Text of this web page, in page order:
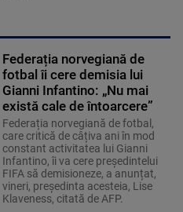
Federația norvegiană de
fotbal îi cere demisia lui
Gianni Infantino: „Nu mai
există cale de întoarcere”
Federația norvegiană de fotbal,
care critică de câțiva ani în mod
constant activitatea lui Gianni
Infantino, îi va cere președintelui
FIFA să demisioneze, a anunțat,
vineri, președinta acesteia, Lise
Klaveness, citată de AFP.